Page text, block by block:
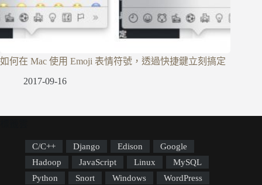
如何在 Mac 使用 Emoji 表情符號，透過快捷鍵立刻搞定
2017-09-16
C/C++ Django Edison
Google
Hadoop
JavaScript Linux
MySQL
Python
Snort Windows
WordPress